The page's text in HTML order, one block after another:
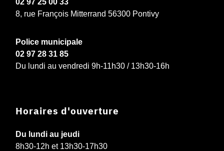
02 97 25 00 33
8, rue François Mitterrand 56300 Pontivy
Police municipale
02 97 28 31 85
Du lundi au vendredi 9h-11h30 / 13h30-16h
Horaires d'ouverture
Du lundi au jeudi
8h30-12h et 13h30-17h30